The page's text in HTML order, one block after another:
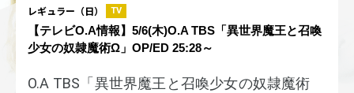
レギュラー（日）
TV
【テレビO.A情報】5/6(木)O.A TBS「異世界魔王と召喚
少女の奴隷魔術Ω」OP/ED 25:28～
O.A TBS「異世界魔王と召喚少女の奴隷魔術